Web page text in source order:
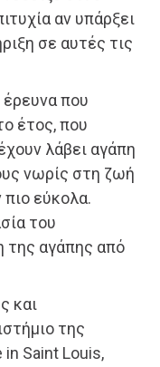
αν υπάρξει
σε αυτές τις
που
έτος, που
λάβει αγάπη
νωρίς στη ζωή
πιο εύκολα.
του
της αγάπης από
και
της
Saint Louis,